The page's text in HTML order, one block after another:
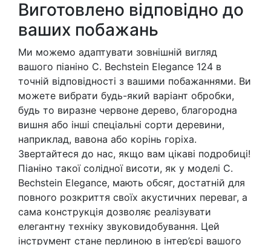
Виготовлено відповідно до
ваших побажань
Ми можемо адаптувати зовнішній вигляд
вашого піаніно C. Bechstein Elegance 124 в
точній відповідності з вашими побажаннями. Ви
можете вибрати будь-який варіант обробки,
будь то виразне червоне дерево, благородна
вишня або інші спеціальні сорти деревини,
наприклад, вавона або корінь горіха.
Звертайтеся до нас, якщо вам цікаві подробиці!
Піаніно такої солідної висоти, як у моделі C.
Bechstein Elegance, мають обсяг, достатній для
повного розкриття своїх акустичних переваг, а
сама конструкція дозволяє реалізувати
елегантну техніку звуковидобування. Цей
інструмент стане перлиною в інтер’єрі вашого